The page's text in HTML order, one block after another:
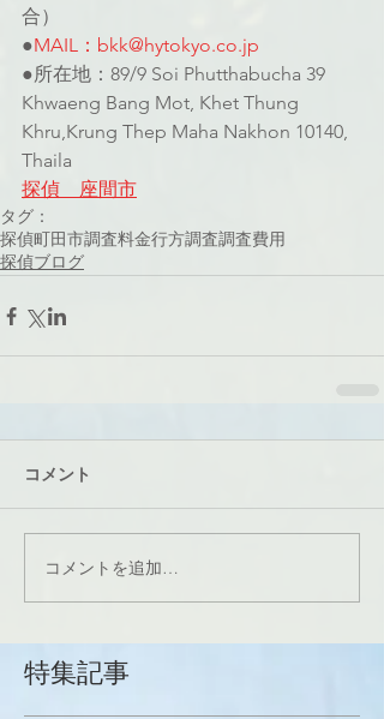
合）
●MAIL：bkk@hytokyo.co.jp
●所在地：89/9 Soi Phutthabucha 39
Khwaeng Bang Mot, Khet Thung
Khru,Krung Thep Maha Nakhon 10140,
Thaila
探偵　座間市
タグ：
探偵町田市調査料金行方調査調査費用
探偵ブログ
コメント
コメントを追加…
特集記事